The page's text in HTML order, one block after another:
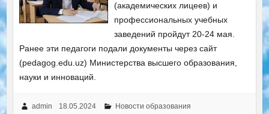
(академических лицеев) и
профессиональных учебных
заведений пройдут 20-24 мая.
Ранее эти педагоги подали документы через сайт
(pedagog.edu.uz) Министерства высшего образования,
науки и инноваций.
admin 18.05.2024
Новости образования